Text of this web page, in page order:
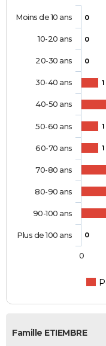
0
0
0
1
1
1
0
Moins de 10 ans
10-20 ans
20-30 ans
30-40 ans
40-50 ans
50-60 ans
60-70 ans
70-80 ans
80-90 ans
90-100 ans
Plus de 100 ans
0
Famille ETIEMBRE